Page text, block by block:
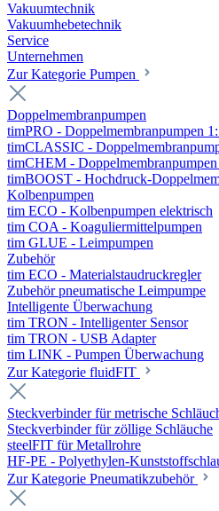
Vakuumtechnik
Vakuumhebetechnik
Service
Unternehmen
Zur Kategorie Pumpen
Doppelmembranpumpen
timPRO - Doppelmembranpumpen
timCLASSIC -
timCHEM - Doppelmembranpumpen
timBOOST - Hochdruck-
Kolbenpumpen
tim ECO - Kolbenpumpen elektrisch
tim COA - Koaguliermittelpumpen
tim GLUE - Leimpumpen
Zubehör
tim ECO - Materialstaudruckregler
Zubehör pneumatische Leimpumpe
Intelligente Überwachung
tim TRON - Intelligenter Sensor
tim TRON - USB Adapter
tim LINK - Pumpen Überwachung
Zur Kategorie fluidFIT
Steckverbinder für metrische
Steckverbinder für zöllige Schläuche
steelFIT für Metallrohre
HF-PE - Polyethylen-
Zur Kategorie Pneumatikzubehör